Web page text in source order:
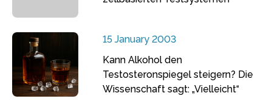
15 January 2003
Kann Alkohol den
Testosteronspiegel steigern? Die
Wissenschaft sagt: „Vielleicht“